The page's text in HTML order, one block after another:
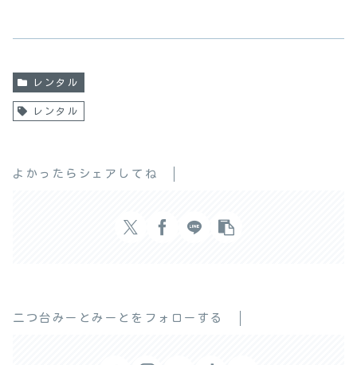
レンタル
レンタル
よかったらシェアしてね
二つ台みーとみーとをフォローする